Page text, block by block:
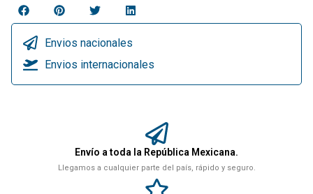
Envios nacionales
Envios internacionales
Envío a toda la República Mexicana.
Llegamos a cualquier parte del país, rápido y seguro.